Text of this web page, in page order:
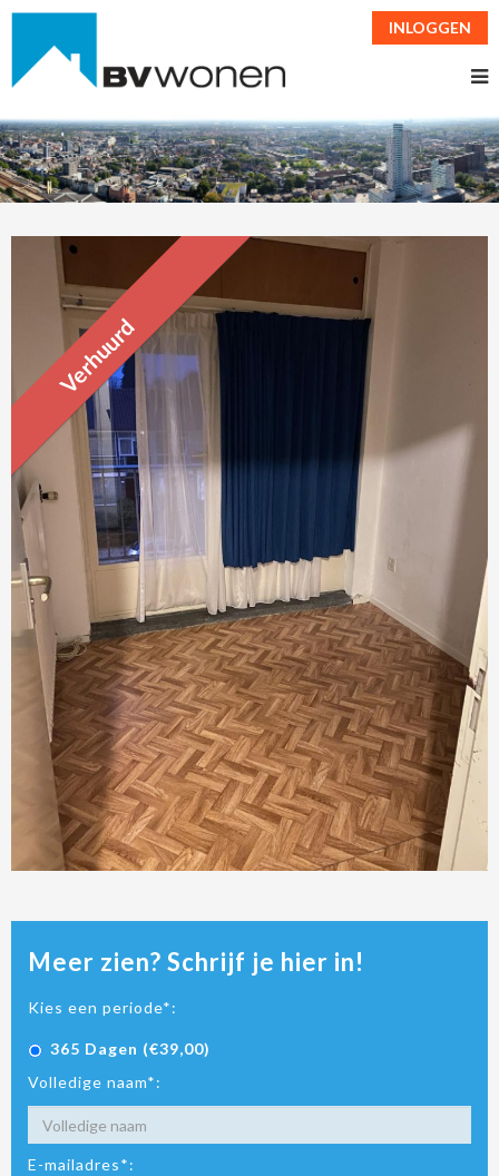
INLOGGEN
Verhuurd
Meer zien? Schrijf je hier in!
Kies een periode*:
365 Dagen (€39,00)
Volledige naam*:
E-mailadres*: